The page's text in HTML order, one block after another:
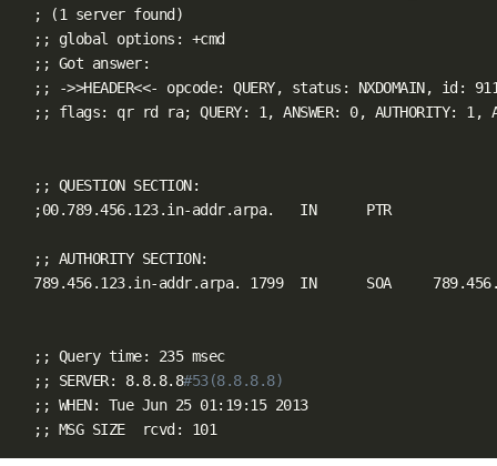
;
(1 server found )
; ; global options: +cmd
; ; Got answer:
; ; ->>HEADER<<- opcode: QUERY, status: NXDOMAIN, id:
; ; flags: qr rd ra; QUERY: 1, ANSWER: 0, AUTHORITY: 1,
; ; QUESTION SECTION:
;00.789.456.123.in-addr.arpa.   IN      PTR
; ; AUTHORITY SECTION:
789.456.123.in-addr.arpa. 1799  IN      SOA
; ; Query time: 235 msec
; ; SERVER: 8.8.8.8#53(8.8.8.8)
; ; WHEN: Tue Jun 25 01:19:15 2013
; ;